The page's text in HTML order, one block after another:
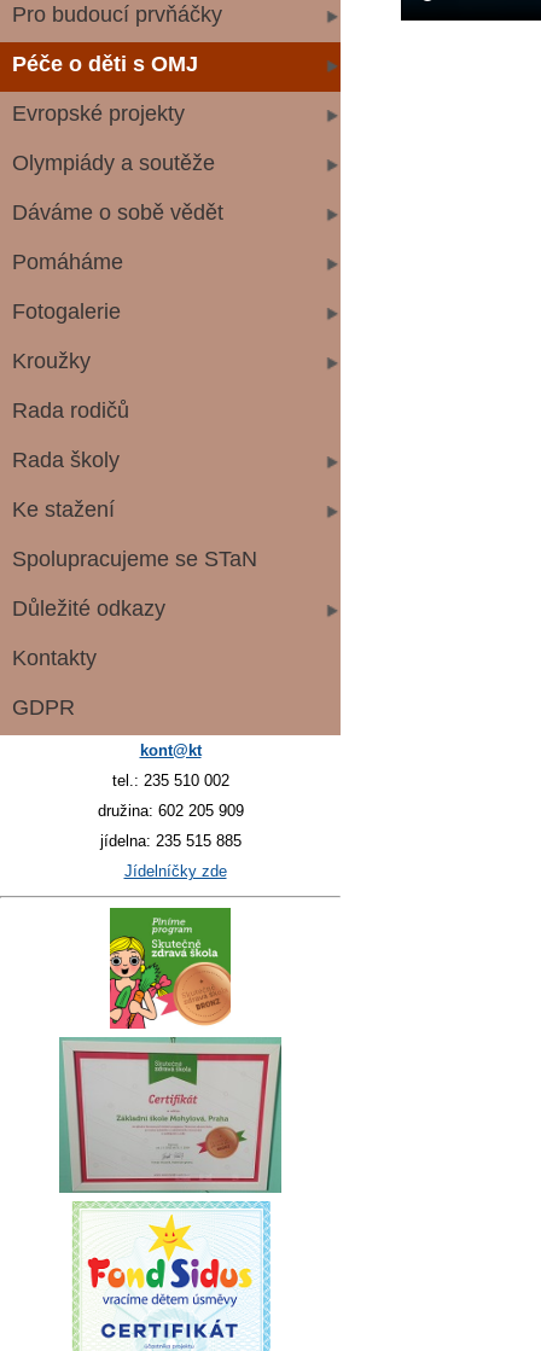
Pro budoucí prvňáčky
Péče o děti s OMJ
Evropské projekty
Olympiády a soutěže
Dáváme o sobě vědět
Pomáháme
Fotogalerie
Kroužky
Rada rodičů
Rada školy
Ke stažení
Spolupracujeme se STaN
Důležité odkazy
Kontakty
GDPR
kont@kt
tel.: 235 510 002
družina: 602 205 909
jídelna: 235 515 885
Jídelníčky zde